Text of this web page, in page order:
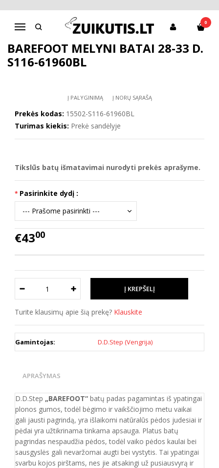
Navigacija
0
Pagrindinis
D.D.Step batai berniukams
Barefoot mėlyni batai 28-33 d. S116-61960BL
BAREFOOT MĖLYNI BATAI 28-33 D.
S116-61960BL
Į PALYGINIMĄ Į NORŲ SĄRAŠĄ
Prekės kodas: 15502-S116-61960BL
Turimas kiekis: Prekė sandėlyje
Tikslūs batų išmatavimai nurodyti prekės aprašyme.
Pasirinkite dydį :
€4300
Turite klausimų apie šią prekę? Klauskite
Gamintojas: D.D.Step (Vengrija)
APRAŠYMAS
D.D.Step „BAREFOOT“ batų padas pagamintas iš ypatingai
plonos gumos, todėl bėgimo ir vaikščiojimo metu vaikai
gali jausti pagrindą, yra išlaikomi natūralūs pėdos judesiai ir
pėdai yra užtikrinama tinkama apsauga. Platus batų
pagrindas nespaudžia pėdos, todėl vaiko pėdos kaulai bei
sausgyslės gali nevaržomai augti bei vystytis. Tai ypatingai
svarbu kojos pirštams, nes jie atsakingi už pusiausvyrą ir